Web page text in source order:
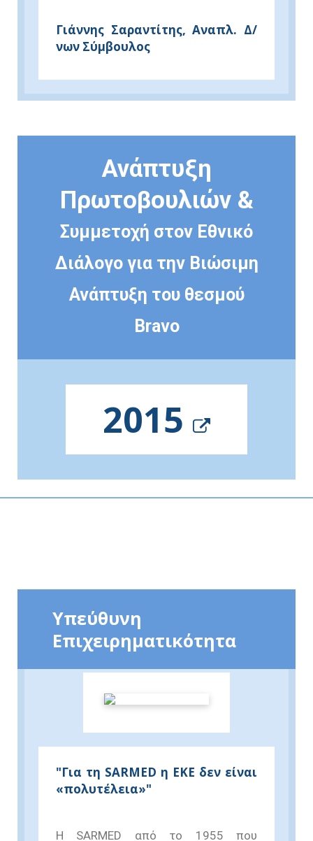
Γιάννης Σαραντίτης, Αναπλ. Δ/
νων Σύμβουλος
Ανάπτυξη
Πρωτοβουλιών &
Συμμετοχή στον Εθνικό
Διάλογο για την Βιώσιμη
Ανάπτυξη του θεσμού
Bravo
2015
Υπεύθυνη
Επιχειρηματικότητα
"Για τη SARMED η ΕΚΕ δεν είναι
«πολυτέλεια»"
Η SARMED από το 1955 που